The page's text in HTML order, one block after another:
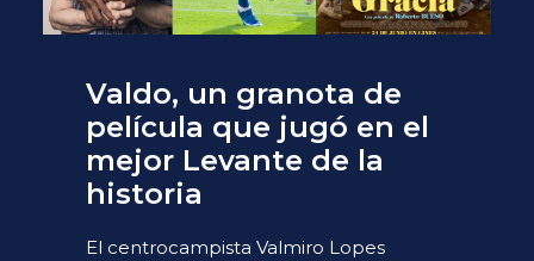
Search
Valdo, un granota de
película que jugó en el
mejor Levante de la
historia
El centrocampista Valmiro Lopes